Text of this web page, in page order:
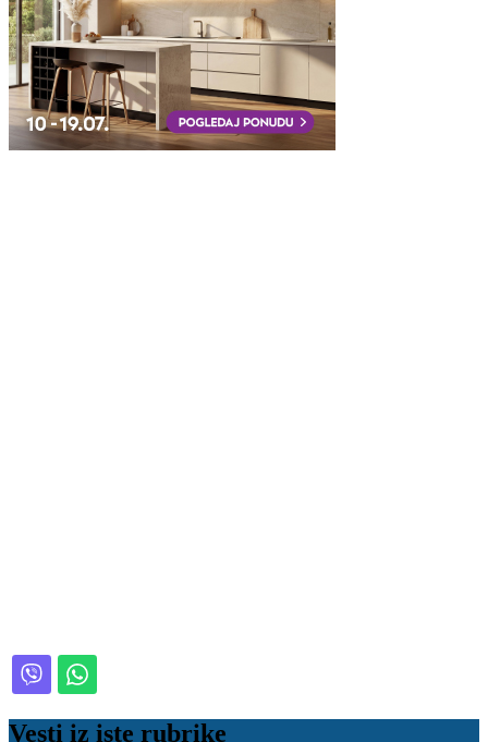
Vesti iz iste rubrike